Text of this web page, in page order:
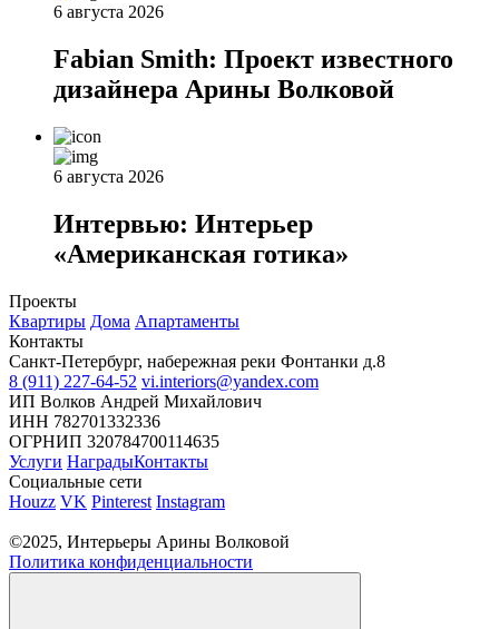
6 августа 2026
Fabian Smith: Проект известного
дизайнера Арины Волковой
6 августа 2026
Интервью: Интерьер
«Американская готика»
Проекты
Квартиры Дома Апартаменты
Контакты
Санкт-Петербург, набережная реки Фонтанки д.8
8 (911) 227-64-52 vi.interiors@yandex.com
ИП Волков Андрей Михайлович
ИНН 782701332336
ОГРНИП 320784700114635
Услуги НаградыКонтакты
Социальные сети
Houzz VK Pinterest Instagram
©2025, Интерьеры Арины Волковой
Политика конфиденциальности